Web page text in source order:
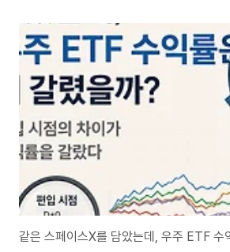
이 흐름에 집중 투자하는 ETF가 상장합니다.ACE K
다.1. ETF 개요ETF 이름 / 티커ACE K반도체
투자신탁운용상장 시장KRX설정일2026-06-23총
1000억원(설정금액 기준)기초지수KRX K-AI 반도
신규..
같은 스페이스X를 담았는데, 우주 ETF 수